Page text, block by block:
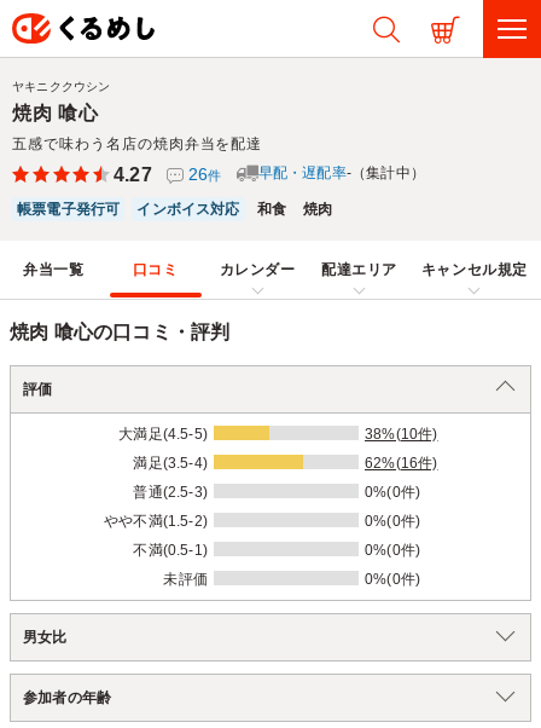
焼肉 喰心
五感で味わう名店の焼肉弁当を配達
ヤキニククウシン
4.27 26件 早配・遅配率-（集計中）
帳票電子発行可 インボイス対応 和食 焼肉
弁当一覧 口コミ カレンダー 配達エリア キャンセル規定
焼肉 喰心の口コミ・評判
評価
大満足(4.5-5)
38%(10件)
満足(3.5-4)
62%(16件)
普通(2.5-3)
0%(0件)
やや不満(1.5-2)
0%(0件)
不満(0.5-1)
0%(0件)
未評価
0%(0件)
男女比
参加者の年齢